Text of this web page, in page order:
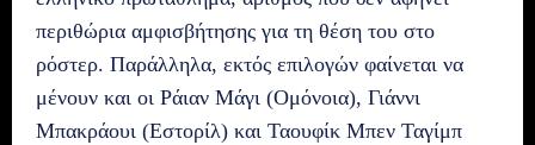
περιθώρια αμφισβήτησης για τη θέση του στο
ρόστερ. Παράλληλα, εκτός επιλογών φαίνεται να
μένουν και οι Ράιαν Μάγι (Ομόνοια), Γιάννι
Μπακράουι (Εστορίλ) και Ταουφίκ Μπεν Ταγίμπ